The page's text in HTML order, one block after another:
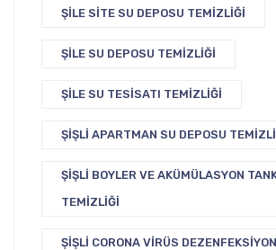
ŞILE SITE SU DEPOSU TEMIZLIĞI
ŞILE SU DEPOSU TEMIZLIĞI
ŞILE SU TESISATI TEMIZLIĞI
ŞIŞLI APARTMAN SU DEPOSU
ŞIŞLI BOYLER VE AKÜMÜLASYON
TEMIZLIĞI
ŞIŞLI CORONA VIRÜS DEZENFEKSIYON